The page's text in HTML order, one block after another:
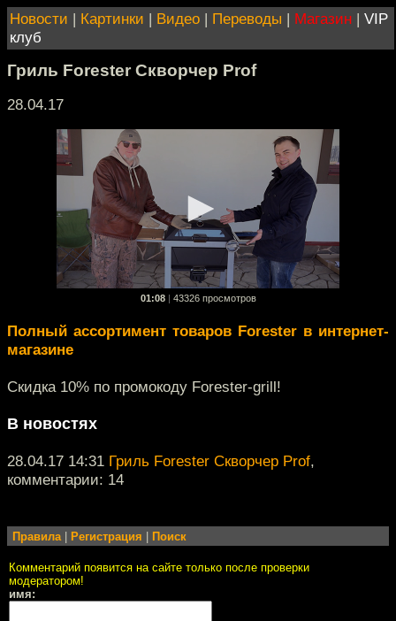
Новости | Картинки | Видео | Переводы | Магазин | VIP
клуб
Гриль Forester Скворчер Prof
28.04.17
01:08 43326 просмотров
Полный ассортимент товаров Forester в интернет-
магазине
Скидка 10% по промокоду Forester-grill!
В новостях
28.04.17 14:31 Гриль Forester Скворчер Prof,
комментарии: 14
Правила| Регистрация Поиск
Комментарий появится на сайте только после проверки
модератором!
имя: